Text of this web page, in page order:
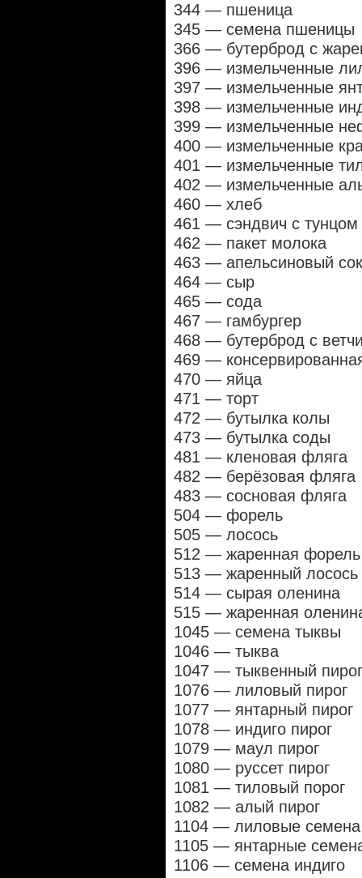
344 — пшеница
345 — семена пшеницы
366 — бутерброд с
396 — измельченные
397 — измельченные
398 — измельченные
399 — измельченные
400 — измельченные
401 — измельченные
402 — измельченные
460 — хлеб
461 — сэндвич с тунцом
462 — пакет молока
463 — апельсиновый сок
464 — сыр
465 — сода
467 — гамбургер
468 — бутерброд с
469 —
470 — яйца
471 — торт
472 — бутылка колы
473 — бутылка соды
481 — кленовая фляга
482 — берёзовая фляга
483 — сосновая фляга
504 — форель
505 — лосось
512 — жаренная форель
513 — жаренный лосось
514 — сырая оленина
515 — жаренная
1045 — семена тыквы
1046 — тыква
1047 — тыквенный пирог
1076 — лиловый пирог
1077 — янтарный пирог
1078 — индиго пирог
1079 — маул пирог
1080 — руссет пирог
1081 — тиловый порог
1082 — алый пирог
1104 — лиловые семена
1105 — янтарные
1106 — семена индиго